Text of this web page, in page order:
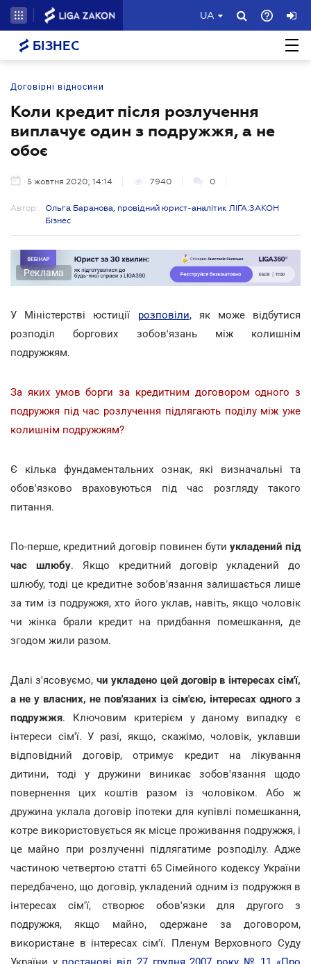
UA
БІЗНЕС
Договірні відносини
Коли кредит після розлучення
виплачує один з подружжя, а не
обоє
5 жовтня 2020, 14:14 7940 0
Автор:
Ольга Баранова, провідний юрист-аналітик ЛІГА:ЗАКОН
Бізнес
Реклама
У Міністерстві юстиції розповіли, як може відбутися
розподіл боргових зобов'язань між колишнім
подружжям.
За яких умов борги за кредитним договором одного з
подружжя під час розлучення підлягають поділу між уже
колишнім подружжям?
Є кілька фундаментальних ознак, які визначальні та
обов'язково враховуються під час розгляду такого
питання.
По-перше, кредитний договір повинен бути укладений під
час шлюбу. Якщо кредитний договір укладений до
шлюбу, тоді це кредитне зобов'язання залишається лише
за тим із подружжя, хто його уклав, навіть, якщо чоловік
чи жінка брали кредит на придбання помешкання, де
згодом жили разом.
Далі з'ясовуємо, чи укладено цей договір в інтересах сім'ї,
а не у власних, не пов'язаних із сім'єю, інтересах одного з
подружжя. Ключовим критерієм у даному випадку є
інтереси сім'ї. У разі, якщо, скажімо, чоловік, уклавши
відповідний договір, отримує кредит на лікування
дитини, тоді у дружини виникає зобов'язання щодо
повернення цих коштів разом із чоловіком. Або ж
дружина уклала договір іпотеки для купівлі помешкання,
котре використовується як місце проживання подружжя, і
це майно при розлученні підлягатиме розподілу. Адже
частиною четвертою статті 65 Сімейного кодексу України
передбачено, що договір, укладений одним із подружжя в
інтересах сім'ї, створює обов'язки для другого з
подружжя, якщо майно, одержане за договором,
використане в інтересах сім'ї. Пленум Верховного Суду